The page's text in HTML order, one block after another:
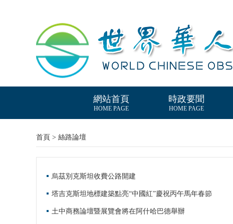
網站首頁
HOME PAGE
時政要聞
HOME PAGE
首頁 > 絲路論壇
烏茲別克斯坦收費公路開建
塔吉克斯坦地標建築點亮“中國紅”慶祝丙午馬年春節
土中商務論壇暨展覽會將在阿什哈巴德舉辦